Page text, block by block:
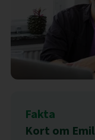
Fakta
Kort om Emil